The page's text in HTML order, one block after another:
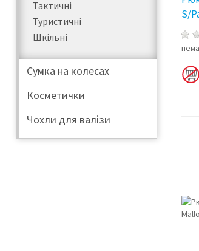
Тактичні
Туристичні
Шкільні
Сумка на колесах
Косметички
Чохли для валізи
S/